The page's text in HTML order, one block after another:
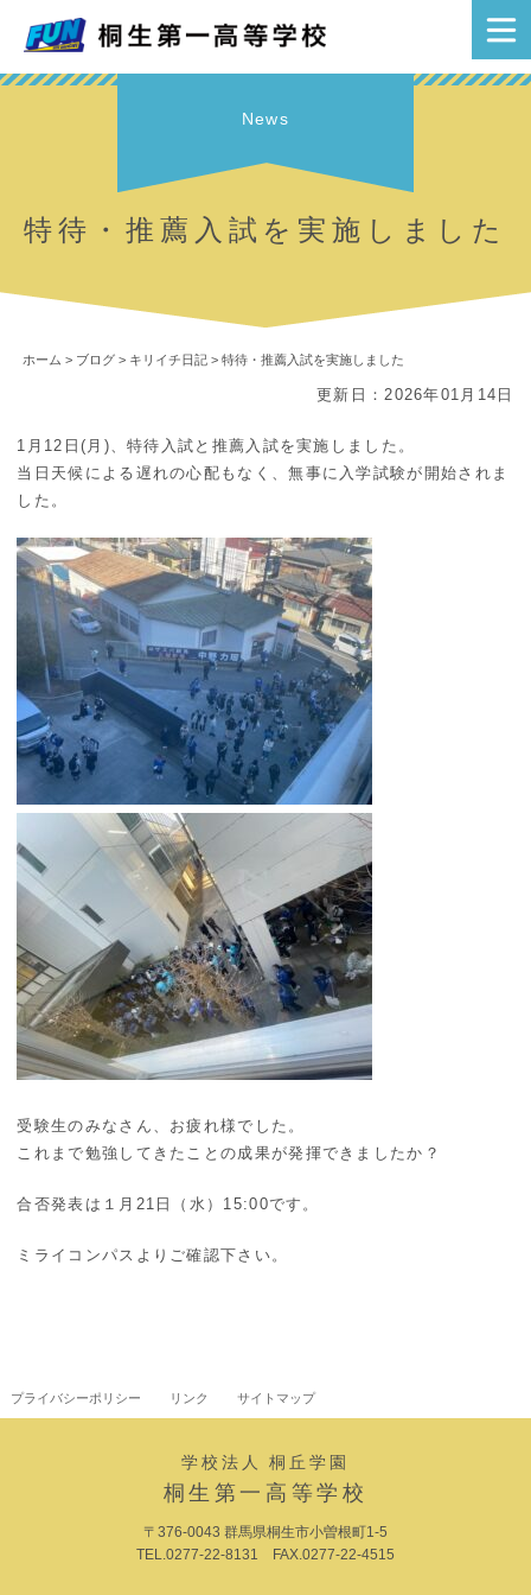
News
特待・推薦入試を実施しました
ホーム > ブログ> キリイチ日記> 特待・推薦入試を実施しました
更新日：2026年01月14日
1月12日(月)、特待入試と推薦入試を実施しました。
当日天候による遅れの心配もなく、無事に入学試験が開始されま
した。
受験生のみなさん、お疲れ様でした。
これまで勉強してきたことの成果が発揮できましたか？
合否発表は１月21日（水）15:00です。
ミライコンパスよりご確認下さい。
プライバシーポリシー リンク サイトマップ
学校法人 桐丘学園
桐生第一高等学校
〒376-0043 群馬県桐生市小曽根町1-5
TEL.0277-22-8131 FAX.0277-22-4515